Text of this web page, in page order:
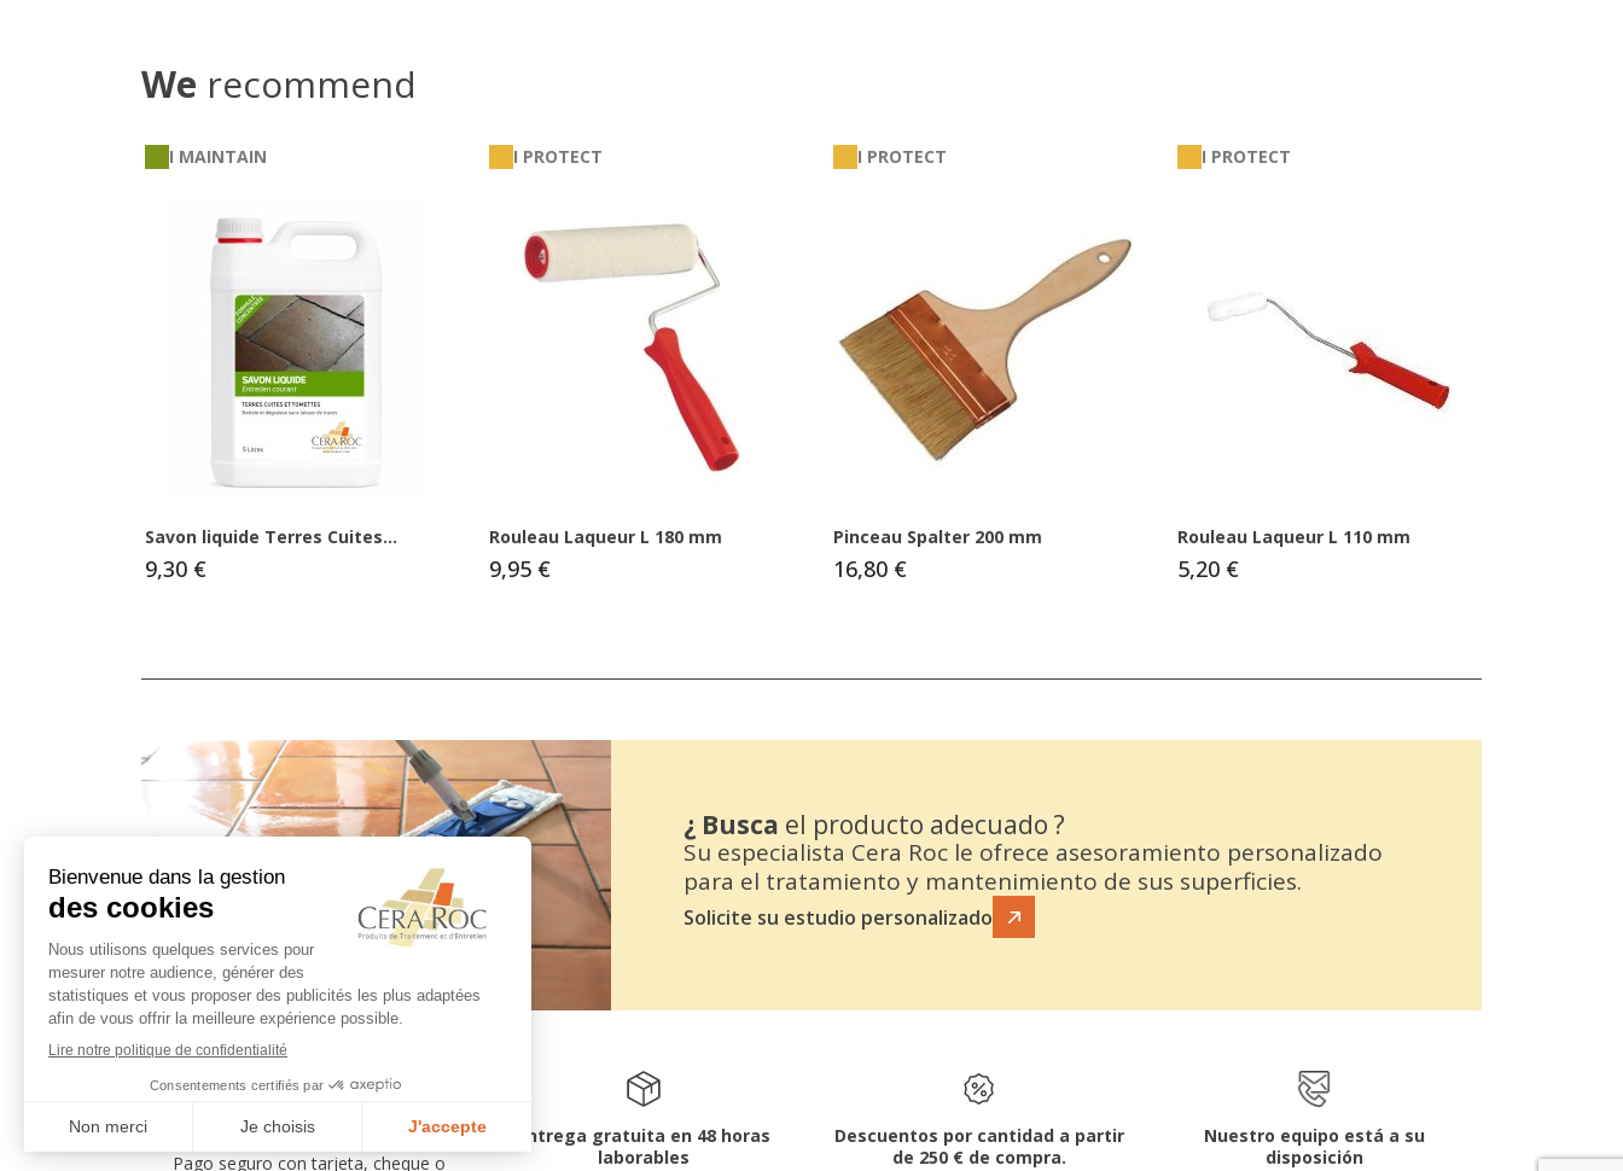
We recommend
I MAINTAIN
Savon liquide Terres Cuites...
9,30 €
I PROTECT
Rouleau Laqueur L 180 mm
9,95 €
I PROTECT
Pinceau Spalter 200 mm
16,80 €
I PROTECT
Rouleau Laqueur L 110 mm
5,20 €
¿ Busca el producto adecuado ?
Su especialista Cera Roc le ofrece asesoramiento personalizado
para el tratamiento y mantenimiento de sus superficies.
Solicite su estudio personalizado
Compre con total confianza
Pago seguro con tarjeta, cheque o
Entrega gratuita en 48 horas
laborables
Descuentos por cantidad a partir
de 250 € de compra.
Nuestro equipo está a su
disposición